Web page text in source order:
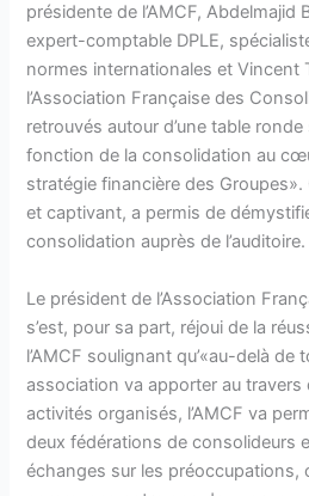
présidente de l’AMCF, Abdelmajid
expert-comptable DPLE,
normes internationales et Vincent
l’Association Française des
retrouvés autour d’une table
fonction de la consolidation au
stratégie financière des
et captivant, a permis de
consolidation auprès de l’auditoire.
Le président de l’Association
s’est, pour sa part, réjoui de la
l’AMCF soulignant qu’«au-delà de
association va apporter au
activités organisés, l’AMCF va
deux fédérations de consolideurs
échanges sur les préoccupations,